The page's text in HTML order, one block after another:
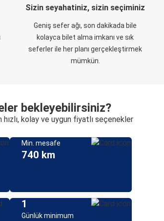
Sizin seyahatiniz, sizin seçiminiz
Geniş sefer ağı, son dakikada bile
kolayca bilet alma imkanı ve sık
seferler ile her planı gerçekleştirmek
mümkün.
bekleyebilirsiniz?
kolay ve uygun fiyatlı seçenekler
Min. mesafe
740 km
1
Günlük minimum